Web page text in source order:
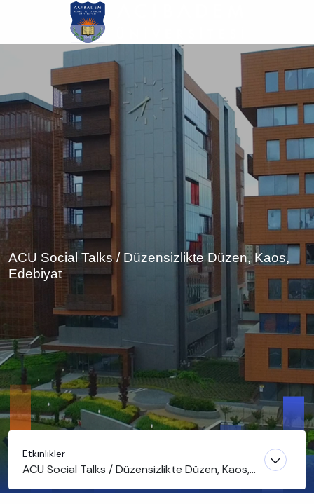
atla
ACU Social Talks / Düzensizlikte Düzen, Kaos,
Edebiyat
Etkinlikler
ACU Social Talks / Düzensizlikte Düzen, Kaos,